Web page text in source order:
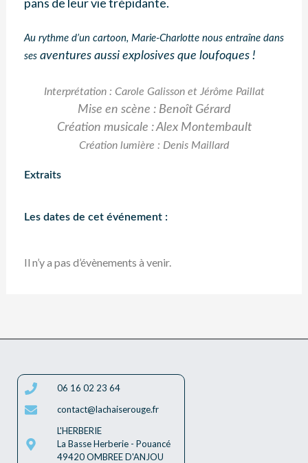
Au rythme d’un cartoon, Marie-Charlotte nous entraîne dans
ses aventures aussi explosives que loufoques !
Interprétation : Carole Galisson et Jérôme Paillat
Mise en scène : Benoît Gérard
Création musicale : Alex Montembault
Création lumière : Denis Maillard
Extraits
Les dates de cet événement :
Il n’y a pas d’évènements à venir.
06 16 02 23 64
contact@lachaiserouge.fr
L'HERBERIE
La Basse Herberie - Pouancé
49420 OMBREE D'ANJOU